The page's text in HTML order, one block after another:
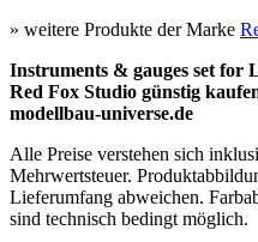
» weitere Produkte der Marke
Instruments & gauges set
Red Fox Studio günstig
modellbau-universe.de
Alle Preise verstehen sich
Mehrwertsteuer.
Lieferumfang abweichen.
sind technisch bedingt möglich.